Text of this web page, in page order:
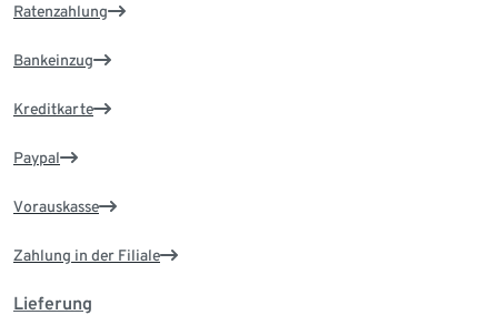
Ratenzahlung
Bankeinzug
Kreditkarte
Paypal
Vorauskasse
Zahlung in der Filiale
Lieferung